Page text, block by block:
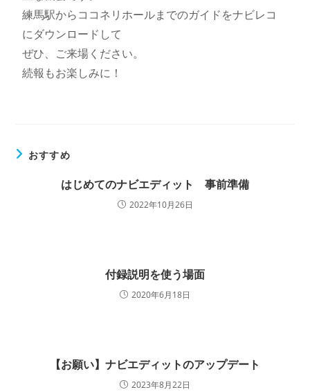
練馬駅からココネリホールまでのガイドをナビレコ
にダウンロードして
ぜひ、ご来場ください。
続報もお楽しみに！
おすすめ
はじめてのナビエディット 事前準備
2022年10月26日
付録説明を使う場面
2020年6月18日
【お願い】ナビエディットのアップデート
2023年8月22日